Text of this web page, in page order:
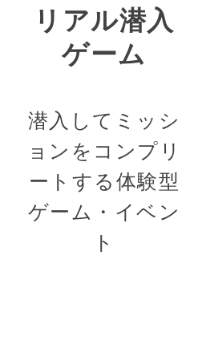
リアル潜入
ゲーム
潜入してミッシ
ョンをコンプリ
ートする体験型
ゲーム・イベン
ト